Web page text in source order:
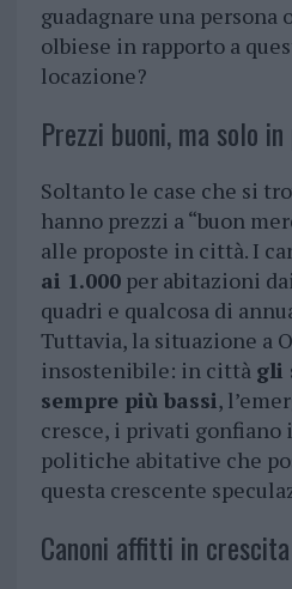
guadagnare una persona
olbiese in rapporto a
locazione?
Prezzi buoni, ma solo
Soltanto le case che si
hanno prezzi a “buon
alle proposte in città. I
ai 1.000per abitazioni
quadri e qualcosa di
Tuttavia, la situazione a
insostenibile: in città gli
sempre più bassi,
cresce, i privati gonfiano
politiche abitative che
questa crescente
Canoni affitti in